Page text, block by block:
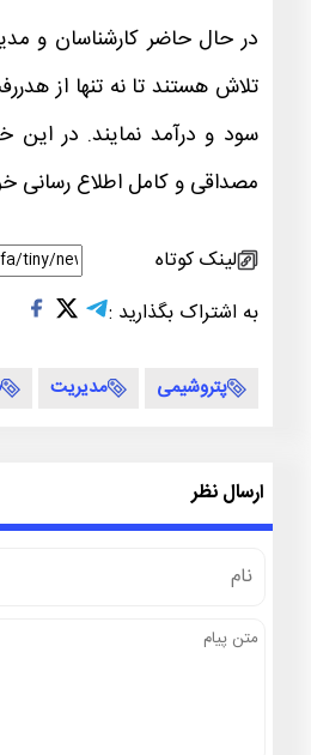
در حال حاضر کارشناسان و
تلاش هستند تا نه تنها از
سود و درآمد نمایند. در
مصداقی و کامل اطلاع رسانی
لینک کوتاه
به اشتراک بگذارید :
پتروشیمی مدیریت
ارسال نظر